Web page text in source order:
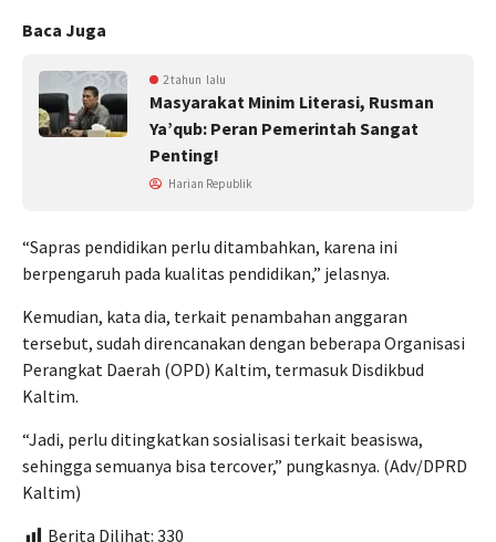
Baca Juga
2 tahun lalu
Masyarakat Minim Literasi, Rusman
Ya’qub: Peran Pemerintah Sangat
Penting!
Harian Republik
“Sapras pendidikan perlu ditambahkan, karena ini
berpengaruh pada kualitas pendidikan,” jelasnya.
Kemudian, kata dia, terkait penambahan anggaran
tersebut, sudah direncanakan dengan beberapa Organisasi
Perangkat Daerah (OPD) Kaltim, termasuk Disdikbud
Kaltim.
“Jadi, perlu ditingkatkan sosialisasi terkait beasiswa,
sehingga semuanya bisa tercover,” pungkasnya. (Adv/DPRD
Kaltim)
Berita Dilihat: 330